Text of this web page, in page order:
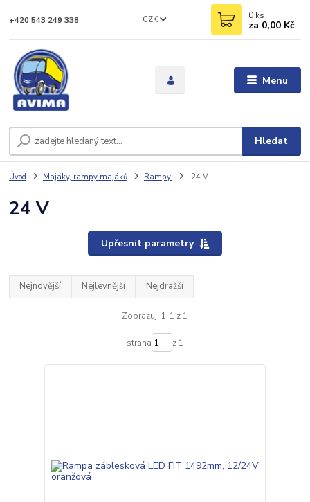
Menu
CZK
Hledat
+420 543 249 338 0 ks
za 0,00 Kč
Úvod Majáky, rampy majáků Rampy. 24 V
24 V
Upřesnit parametry
Nejnovější Nejlevnější Nejdražší
Zobrazuji 1-1 z 1
strana z 1